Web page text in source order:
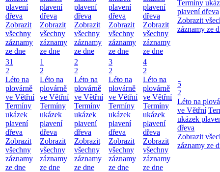
plavení
dřeva
Zobrazit
všechny
záznamy
ze dne
plavení
dřeva
Zobrazit
všechny
záznamy
ze dne
plavení
dřeva
Zobrazit
všechny
záznamy
ze dne
plavení
dřeva
Zobrazit
všechny
záznamy
ze dne
plavení
dřeva
Zobrazit
všechny
záznamy
ze dne
Termíny
plavení dřeva
Zobrazit
záznamy ze
31
2
Léto na
plovárně
ve Větřní
Termíny
ukázek
plavení
dřeva
Zobrazit
všechny
záznamy
ze dne
1
2
Léto na
plovárně
ve Větřní
Termíny
ukázek
plavení
dřeva
Zobrazit
všechny
záznamy
ze dne
2
2
Léto na
plovárně
ve Větřní
Termíny
ukázek
plavení
dřeva
Zobrazit
všechny
záznamy
ze dne
3
2
Léto na
plovárně
ve Větřní
Termíny
ukázek
plavení
dřeva
Zobrazit
všechny
záznamy
ze dne
4
2
Léto na
plovárně
ve Větřní
Termíny
ukázek
plavení
dřeva
Zobrazit
všechny
záznamy
ze dne
5
2
Léto na
ve Větřní
ukázek
dřeva
Zobrazit
záznamy ze